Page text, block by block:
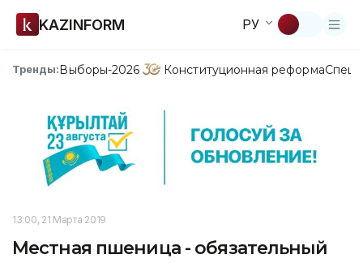
KAZINFORM РУ
Тренды:Выборы-2026 Конституционная реформа
13:00, 21 Марта 2019
Местная пшеница - обязательный